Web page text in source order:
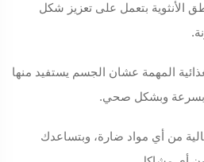
الأنثوية بتعمل على تعزيز شكل
المهمة عشان الجسم يستفيد منها
بسرعة وبشكل صحي.
من أي مواد ضارة، وبتساعدك